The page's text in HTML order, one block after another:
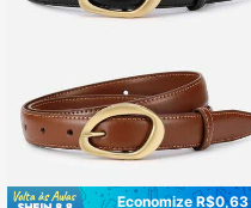
Economize R$0,63